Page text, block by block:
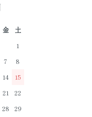
金
土
1
7
8
14
15
21
22
28 29